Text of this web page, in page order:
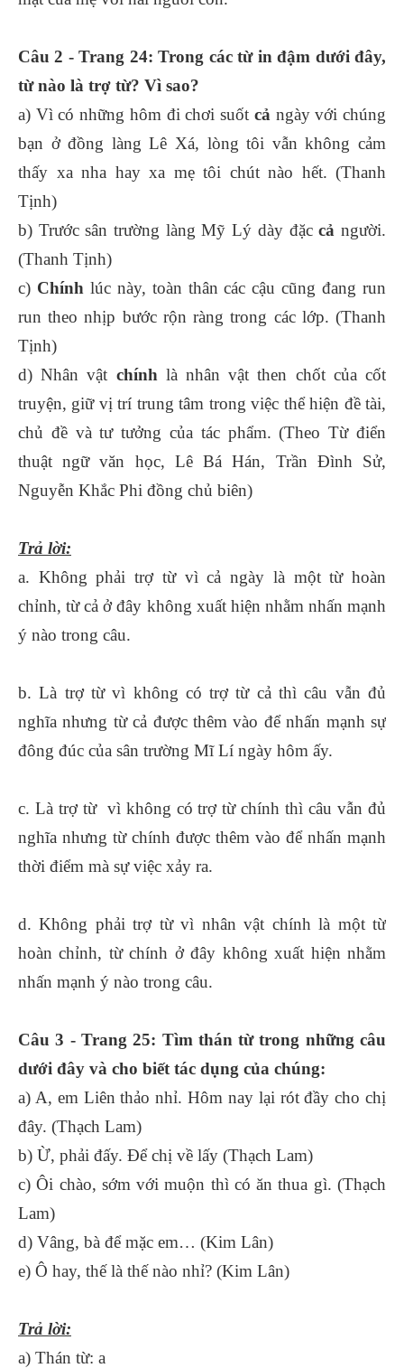
Câu 2 - Trang 24: Trong các từ in đậm dưới đây,
từ nào là trợ từ? Vì sao?
a) Vì có những hôm đi chơi suốt cả ngày với chúng
bạn ở đồng làng Lê Xá, lòng tôi vẫn không cảm
thấy xa nha hay xa mẹ tôi chút nào hết. (Thanh
Tịnh)
b) Trước sân trường làng Mỹ Lý dày đặccả người.
(Thanh Tịnh)
c) Chính lúc này, toàn thân các cậu cũng đang run
run theo nhịp bước rộn ràng trong các lớp. (Thanh
Tịnh)
d) Nhân vật chính là nhân vật then chốt của cốt
truyện, giữ vị trí trung tâm trong việc thể hiện đề tài,
chủ đề và tư tưởng của tác phẩm. (Theo Từ điển
thuật ngữ văn học, Lê Bá Hán, Trần Đình Sử,
Nguyễn Khắc Phi đồng chủ biên)
Trả lời:
a. Không phải trợ từ vì cả ngày là một từ hoàn
chỉnh, từ cả ở đây không xuất hiện nhằm nhấn mạnh
ý nào trong câu.
b. Là trợ từ vì không có trợ từ cả thì câu vẫn đủ
nghĩa nhưng từ cả được thêm vào để nhấn mạnh sự
đông đúc của sân trường Mĩ Lí ngày hôm ấy.
c. Là trợ từ vì không có trợ từ chính thì câu vẫn đủ
nghĩa nhưng từ chính được thêm vào để nhấn mạnh
thời điểm mà sự việc xảy ra.
d. Không phải trợ từ vì nhân vật chính là một từ
hoàn chỉnh, từ chính ở đây không xuất hiện nhằm
nhấn mạnh ý nào trong câu.
Câu 3 - Trang 25: Tìm thán từ trong những câu
dưới đây và cho biết tác dụng của chúng:
a) A, em Liên thảo nhỉ. Hôm nay lại rót đầy cho chị
đây. (Thạch Lam)
b) Ừ, phải đấy. Để chị về lấy (Thạch Lam)
c) Ôi chào, sớm với muộn thì có ăn thua gì. (Thạch
Lam)
d) Vâng, bà để mặc em… (Kim Lân)
e) Ô hay, thế là thế nào nhỉ? (Kim Lân)
Trả lời:
a) Thán từ: a